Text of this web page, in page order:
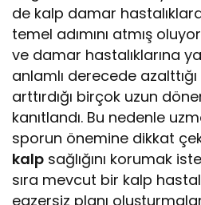
de kalp damar
temel adımını atmış
ve damar hastalıklarına
anlamlı derecede azalttığı
arttırdığı birçok uzun
kanıtlandı. Bu nedenle
sporun önemine dikkat
kalp sağlığını korumak
sıra mevcut bir kalp
egzersiz planı